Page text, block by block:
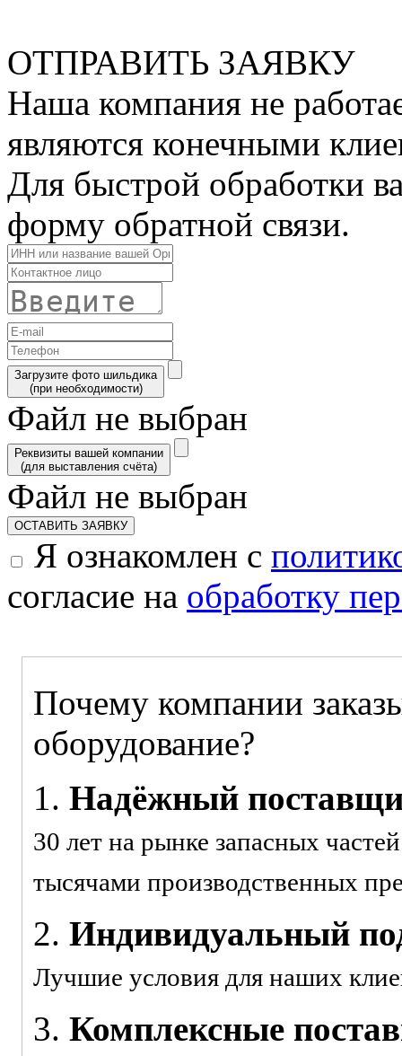
ОТПРАВИТЬ ЗАЯВКУ
Наша компания не
являются конечными
Для быстрой обработки
форму обратной связи.
Загрузите фото шильдика
(при необходимости)
Файл не выбран
Реквизиты вашей компании
(для выставления счёта)
Файл не выбран
ОСТАВИТЬ ЗАЯВКУ
Я ознакомлен с
согласие на обработку
Почему компании
оборудование?
1. Надёжный
30 лет на рынке запасных
тысячами производственных
2. Индивидуальный
Лучшие условия для наших
3. Комплексные